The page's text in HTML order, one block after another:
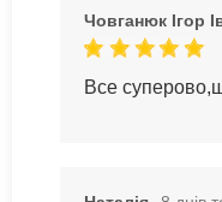
Човганюк Ігор
Все